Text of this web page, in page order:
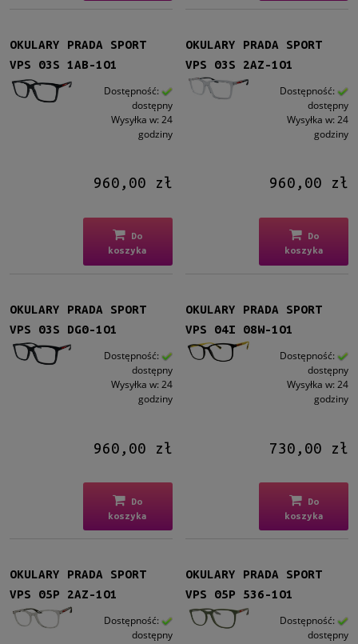
OKULARY PRADA SPORT
VPS 03S 1AB-1O1
Dostępność:
dostępny
Wysyłka w: 24
godziny
960,00 zł
Do
koszyka
OKULARY PRADA SPORT
VPS 03S 2AZ-1O1
Dostępność:
dostępny
Wysyłka w: 24
godziny
960,00 zł
Do
koszyka
OKULARY PRADA SPORT
VPS 03S DG0-1O1
Dostępność:
dostępny
Wysyłka w: 24
godziny
960,00 zł
Do
koszyka
OKULARY PRADA SPORT
VPS 04I 08W-1O1
Dostępność:
dostępny
Wysyłka w: 24
godziny
730,00 zł
Do
koszyka
OKULARY PRADA SPORT
VPS 05P 2AZ-1O1
Dostępność:
dostępny
OKULARY PRADA SPORT
VPS 05P 536-1O1
Dostępność:
dostępny